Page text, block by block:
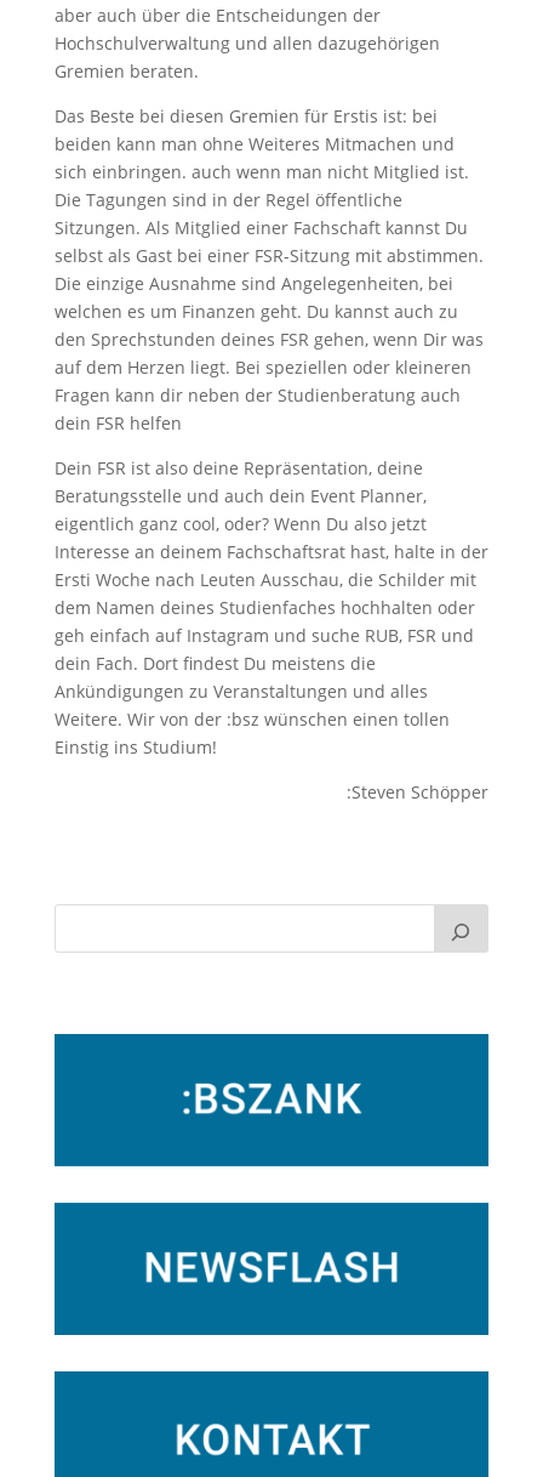
aber auch über die Entscheidungen der
Hochschulverwaltung und allen dazugehörigen
Gremien beraten.
Das Beste bei diesen Gremien für Erstis ist: bei
beiden kann man ohne Weiteres Mitmachen und
sich einbringen. auch wenn man nicht Mitglied ist.
Die Tagungen sind in der Regel öffentliche
Sitzungen. Als Mitglied einer Fachschaft kannst Du
selbst als Gast bei einer FSR-Sitzung mit abstimmen.
Die einzige Ausnahme sind Angelegenheiten, bei
welchen es um Finanzen geht. Du kannst auch zu
den Sprechstunden deines FSR gehen, wenn Dir was
auf dem Herzen liegt. Bei speziellen oder kleineren
Fragen kann dir neben der Studienberatung auch
dein FSR helfen
Dein FSR ist also deine Repräsentation, deine
Beratungsstelle und auch dein Event Planner,
eigentlich ganz cool, oder? Wenn Du also jetzt
Interesse an deinem Fachschaftsrat hast, halte in der
Ersti Woche nach Leuten Ausschau, die Schilder mit
dem Namen deines Studienfaches hochhalten oder
geh einfach auf Instagram und suche RUB, FSR und
dein Fach. Dort findest Du meistens die
Ankündigungen zu Veranstaltungen und alles
Weitere. Wir von der :bsz wünschen einen tollen
Einstig ins Studium!
:Steven Schöpper